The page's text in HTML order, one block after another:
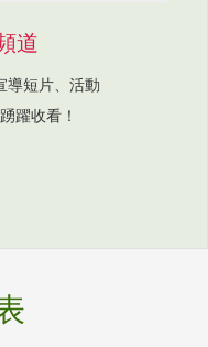
道
導短片、活動
躍收看！